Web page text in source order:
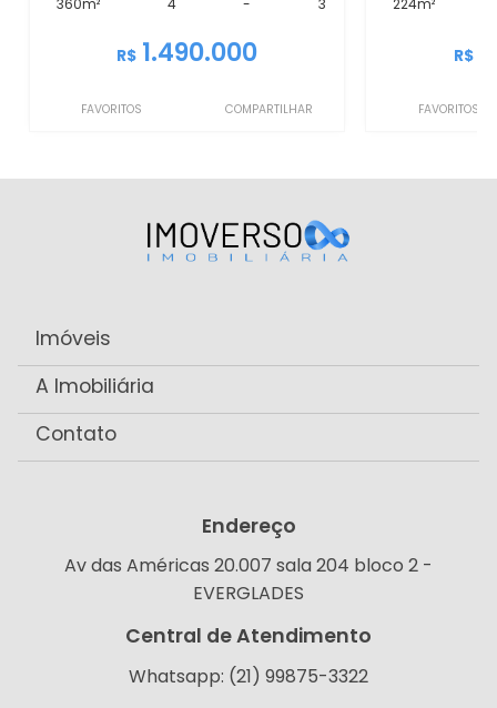
360m² 4 - 3
R$ 1.490.000
FAVORITOS COMPARTILHAR
224m²
R$
FAVORITOS
Imóveis
A Imobiliária
Contato
Endereço
Av das Américas 20.007 sala 204 bloco 2 -
EVERGLADES
Central de Atendimento
Whatsapp: (21) 99875-3322